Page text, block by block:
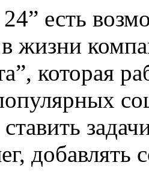
есть
жизни
которая
добавлять